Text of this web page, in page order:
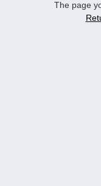
The page